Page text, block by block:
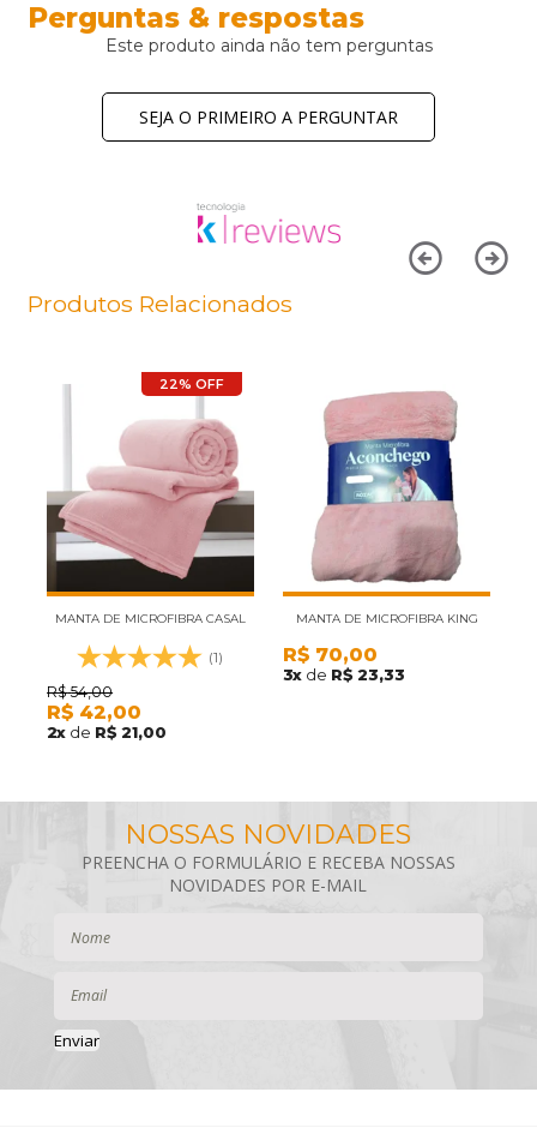
Perguntas & respostas
Este produto ainda não tem perguntas
SEJA O PRIMEIRO A PERGUNTAR
Produtos Relacionados
22% OFF
MANTA DE MICROFIBRA CASAL
ANDREZA ROSA 1,80M X 2,20M
(1)
R$ 54,00
R$ 42,00
2x de R$ 21,00
MANTA DE MICROFIBRA KING
ACONCHEGO ROZAC ROSA
R$ 70,00
3x de R$ 23,33
Enviar